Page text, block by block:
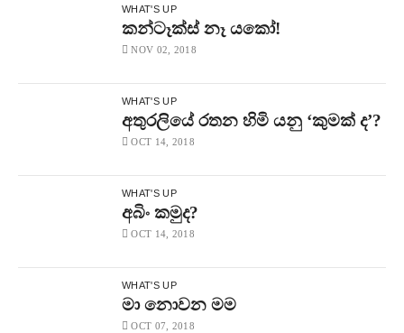
WHAT'S UP
කන්ටෑක්ස් නෑ යකෝ!
NOV 02, 2018
WHAT'S UP
අතුරලියේ රතන හිමි යනු ‘කුමක් ද’?
OCT 14, 2018
WHAT'S UP
අබිං කමුද?
OCT 14, 2018
WHAT'S UP
මා නොවන මම
OCT 07, 2018